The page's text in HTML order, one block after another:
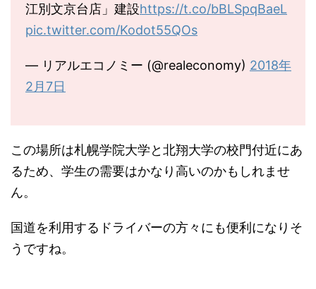
江別文京台店」建設https://t.co/bBLSpqBaeL
pic.twitter.com/Kodot55QOs
— リアルエコノミー (@realeconomy) 2018年
2月7日
この場所は札幌学院大学と北翔大学の校門付近にあ
るため、学生の需要はかなり高いのかもしれませ
ん。
国道を利用するドライバーの方々にも便利になりそ
うですね。